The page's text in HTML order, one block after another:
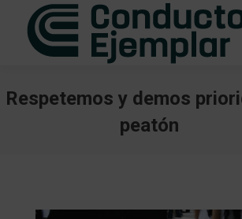
Respetemos y demos
peatón